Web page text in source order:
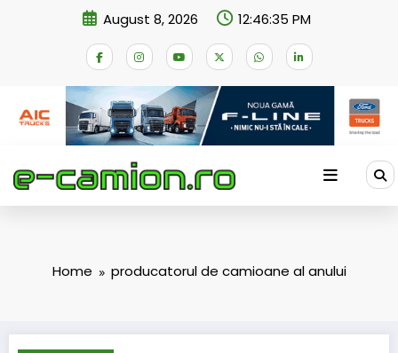
August 8, 2026 12:46:35 PM
Home producatorul de camioane al anului